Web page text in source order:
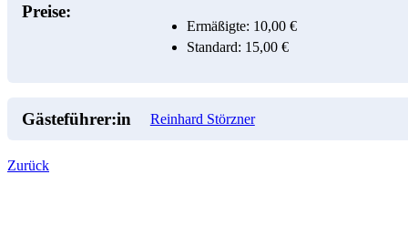
Preise:
Ermäßigte: 10,00 €
Standard: 15,00 €
Gästeführer:in Reinhard Störzner
Zurück